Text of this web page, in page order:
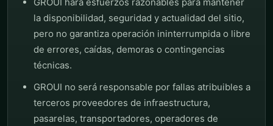
GROUI hará esfuerzos razonables para mantener
la disponibilidad, seguridad y actualidad del sitio,
pero no garantiza operación ininterrumpida o libre
de errores, caídas, demoras o contingencias
técnicas.
GROUI no será responsable por fallas atribuibles a
terceros proveedores de infraestructura,
pasarelas, transportadores, operadores de